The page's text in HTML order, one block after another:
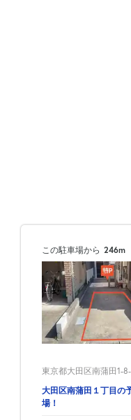
この駐車場から 246m
東京都大田区南蒲田1-
大田区南蒲田１丁目の
場！